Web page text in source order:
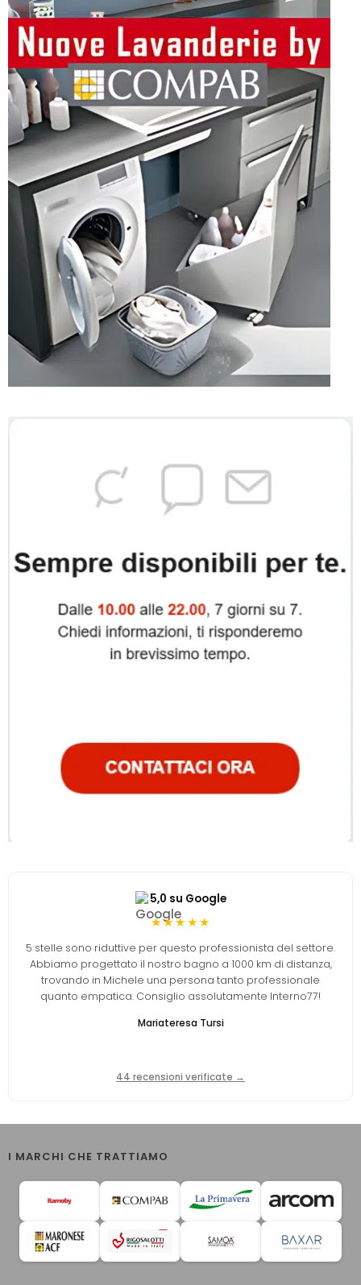
5,0 su Google
★★★★★
5 stelle sono riduttive per questo professionista del settore.
Abbiamo progettato il nostro bagno a 1000 km di distanza,
trovando in Michele una persona tanto professionale
quanto empatica. Consiglio assolutamente Interno77!
Mariateresa Tursi
44 recensioni verificate →
I MARCHI CHE TRATTIAMO